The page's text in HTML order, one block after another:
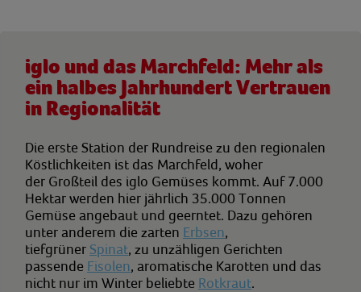
iglo und das Marchfeld: Mehr als
ein halbes Jahrhundert Vertrauen
in Regionalität
Die erste Station der Rundreise zu den regionalen
Köstlichkeiten ist das Marchfeld, woher
der Großteil des iglo Gemüses kommt. Auf 7.000
Hektar werden hier jährlich 35.000 Tonnen
Gemüse angebaut und geerntet. Dazu gehören
unter anderem die zarten Erbsen,
tiefgrüner Spinat, zu unzähligen Gerichten
passende Fisolen, aromatische Karotten und das
nicht nur im Winter beliebte Rotkraut.